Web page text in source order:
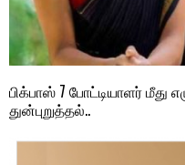
பிக்பாஸ் 7 போட்டியாளர் மீது
துன்புறுத்தல்..